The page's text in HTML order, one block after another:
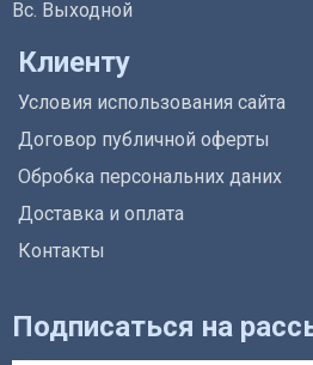
Вс. Выходной
Клиенту
Условия использования сайта
Договор публичной оферты
Обробка персональних даних
Доставка и оплата
Контакты
Подписаться на